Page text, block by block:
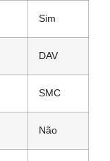
Sim
DAV
SMC
Não